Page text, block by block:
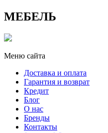
МЕБЕЛЬ
Меню сайта
Доставка и оплата
Гарантия и возврат
Кредит
Блог
О нас
Бренды
Контакты